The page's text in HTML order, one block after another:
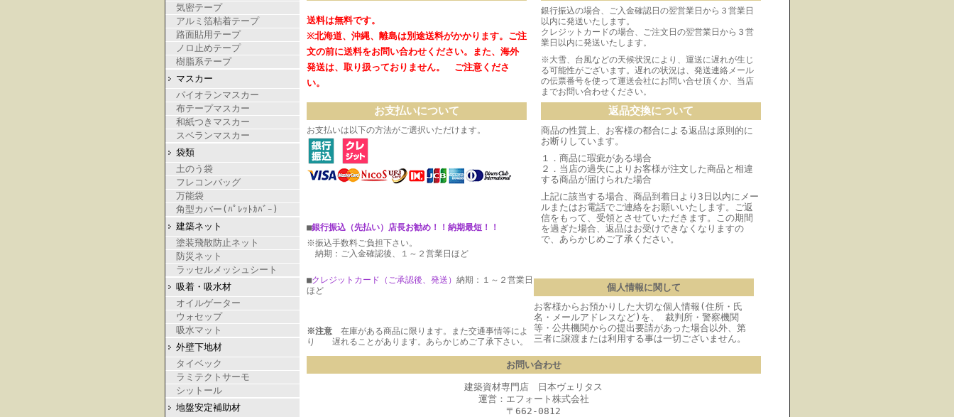
気密テープ
アルミ箔粘着テープ
路面貼用テープ
ノロ止めテープ
樹脂系テープ
マスカー
パイオランマスカー
布テープマスカー
和紙つきマスカー
スベランマスカー
袋類
土のう袋
フレコンバッグ
万能袋
角型カバー(ﾊﾟﾚｯﾄｶﾊﾞｰ)
建築ネット
塗装飛散防止ネット
防災ネット
ラッセルメッシュシート
吸着・吸水材
オイルゲーター
ウォセップ
吸水マット
外壁下地材
タイベック
ラミテクトサーモ
シットール
地盤安定補助材
送料は無料です。
※北海道、沖縄、離島は別途送料がかかります。 ご注
文の前に送料をお問い合わせください。
また、海外
発送は、取り扱っておりません。 ご注意くださ
い。
銀行振込の場合、ご入金確認日の翌営業日から３営業日
以内に発送いたします。
クレジットカードの場合、ご注文日の翌営業日から３営
業日以内に発送いたします。
※大雪、台風などの天候状況により、運送に遅れが生じ
る可能性がございます。遅れの状況は、発送連絡メール
の伝票番号を使って運送会社にお問い合せ頂くか、当店
までお問い合わせください。
お支払いについて
お支払いは以下の方法がご選択いただけます。
■銀行振込（先払い）店長お勧め！！納期最短！！
※振込手数料ご負担下さい。
納期：ご入金確認後、１～２営業日ほど
■クレジットカード（ご承認後、発送 ） 納期：１～２営業日
ほど
※注意在庫がある商品に限ります。また交通事情等によ
り 遅れることがあります。あらかじめご了承下さい。
返品交換について
商品の性質上、お客様の都合による返品は原則的に
お断りしています。
１．商品に瑕疵がある場合
２．当店の過失によりお客様が注文した商品と相違
する商品が届けられた場合
上記に該当する場合、商品到着日より3日以内にメー
ルまたはお電話でご連絡をお願いいたします。ご返
信をもって、受領とさせていただきます。この期間
を過ぎた場合、返品はお受けできなくなりますの
で、あらかじめご了承ください。
個人情報に関して
お客様からお預かりした大切な個人情報(住所・氏
名・メールアドレスなど)を、 裁判所・警察機関
等・公共機関からの提出要請があった場合以外、第
三者に譲渡または利用する事は一切ございません。
お問い合わせ
建築資材専門店 日本ヴェリタス
運営：エフォート株式会社
〒662-0812